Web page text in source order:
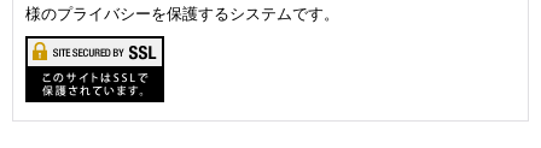
様のプライバシーを保護するシステムです。